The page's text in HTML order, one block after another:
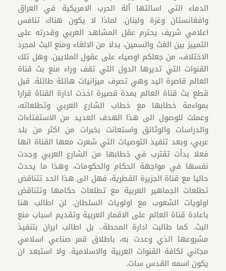
الدماء التي اسالتها آلة الحرب الامريكية في العراق
وافغانستان وغزة ولبنان. لماذا لا يكون هناك تنافس
اعلامي شريف يحترم عقل المشاهد العربي وقدرته على
التمييز بين الغث والسمين، بدلا من الالغاء ومنع البث لمجرد
الاختلاف، من جعلكم اوصياء على عقول الملايين. وهل تلك
القنوات التي تديرها الدول التي تقف وراء منع بث قناة
العالم قاصرة اليد وهي تصرف ميزانيات هائلة طائلة. قبل
قطع بث قناة العالم بمدة قصيرة اخذت ادارة القناة قرارا
بمواءمة خطابها مع خطاب الشارع العربي وتطلعاته،
وعملت للوصول الى هذا الهدف العديد من الاستفتاءات
والدراسات والوثائق واستعانت بخبرات من اكثر من بلد
عربي، وبعد تنفيذ التوصيات التي شعرت معها القناة انها
فعلا بدأت تقترب في خطابها من الشارع العربي وجدت
نفسها في مواجهة الحكام والحكومات، وهذا ما يحدث
حاليا مع قناة الجزيرة القطرية، فهل الى هذا الحد تتناقض
تطلعات الجماهير العربية مع تطلعات حكامها وتتناقض
اولويات الشعوب مع اولويات السلطان. لن اطالب هنا
باعادة قناة العالم على الاقمار العربية وتقديم اسباب منع
البث. كما طالبت ادارة المحطة.. بل اطالب ايران بتنفيذ
مشروعها الذي وعدت به، باطلاق قمر صناعي اسلامي
مجاني لكافة القنوات العربية والاسلامية. ولا استبعد ان
يكون اسمه القدس سات.